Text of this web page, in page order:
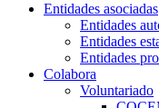
Entidades asociadas
Entidades
Entidades
Entidades
Colabora
Voluntariado